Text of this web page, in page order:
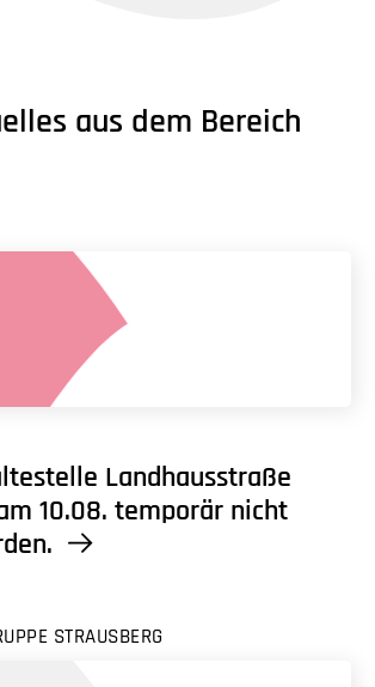
aus dem Bereich
Landhausstraße
10.08. temporär nicht
STRAUSBERG